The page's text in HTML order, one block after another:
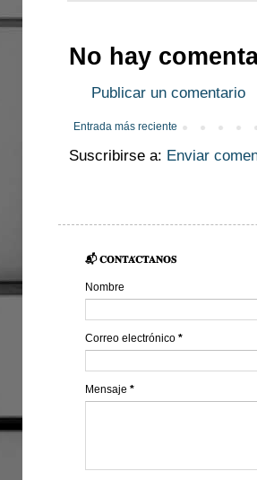
No hay
Publicar un comentario
Entrada más reciente
Suscribirse a: Enviar
📬 𝐂𝐎𝐍𝐓𝐀́𝐂𝐓𝐀𝐍𝐎𝐒
Nombre
Correo electrónico *
Mensaje *